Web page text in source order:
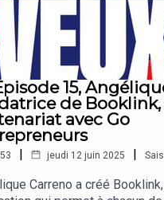
15,
de Booklink,
avec Go
| jeudi 12 juin 2025 |
Carreno a créé